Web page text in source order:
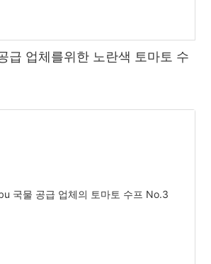
급 업체를위한 노란색 토마토 수